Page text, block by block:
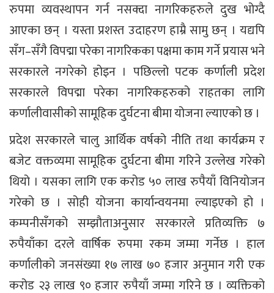
रुपमा व्यवस्थापन गर्न नसक्दा नागरिकहरुले दुख भोग्दै
आएका छन् । यस्ता प्रशस्त उदाहरण हाम्रै सामु छन् । यद्यपि
सँग–सँगै विपद्मा परेका नागरिकका पक्षमा काम गर्ने प्रयास भने
सरकारले नगरेको होइन । पछिल्लो पटक कर्णाली प्रदेश
सरकारले विपद्मा परेका नागरिकहरुको राहतका लागि
कर्णालीवासीको सामूहिक दुर्घटना बीमा योजना ल्याएको छ ।
प्रदेश सरकारले चालु आर्थिक वर्षको नीति तथा कार्यक्रम र
बजेट वक्तव्यमा सामूहिक दुर्घटना बीमा गरिने उल्लेख गरेको
थियो । यसका लागि एक करोड ५० लाख रुपैयाँ विनियोजन
गरेको छ । सोही योजना कार्यान्वयनमा ल्याइएको हो ।
कम्पनीसँगको सम्झौताअनुसार सरकारले प्रतिव्यक्ति ७
रुपैयाँका दरले वार्षिक रुपमा रकम जम्मा गर्नेछ । हाल
कर्णालीको जनसंख्या १७ लाख ७० हजार अनुमान गरी एक
करोड २३ लाख ९० हजार रुपैयाँ जम्मा गरिने छ । व्यक्तिको